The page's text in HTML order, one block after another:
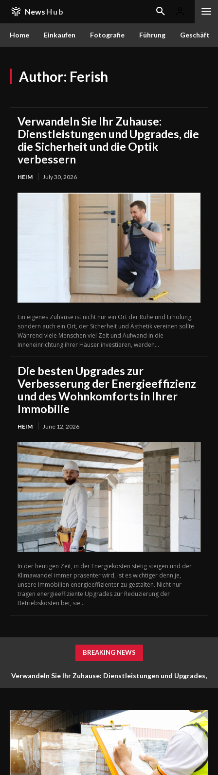
News Hub
Home Einkaufen Fotografie Führung Geschäft
Author: Ferish
Verwandeln Sie Ihr Zuhause:
Dienstleistungen und Upgrades, die
die Sicherheit und die Optik
verbessern
HEIM July 30, 2026
Ein eigenes Zuhause ist nicht nur ein Ort der Ruhe und Erholung,
sondern auch ein Ort, der Sicherheit und Ästhetik vereinen sollte.
Während viele Menschen viel Zeit und Aufwand in die
Inneneinrichtung ihrer Häuser investieren, werden...
Die besten Upgrades zur
Verbesserung der Energieeffizienz
und des Wohnkomforts in Ihrer
Immobilie
HEIM June 12, 2026
In der heutigen Zeit, in der Energiekosten stetig steigen und der
Klimawandel immer präsenter wird, ist es wichtiger denn je,
unsere Immobilien energieeffizienter zu gestalten. Nicht nur
tragen energieeffiziente Upgrades zur Reduzierung der
Betriebskosten bei, sie...
BREAKING NEWS
Verwandeln Sie Ihr Zuhause: Dienstleistungen und Upgrades,